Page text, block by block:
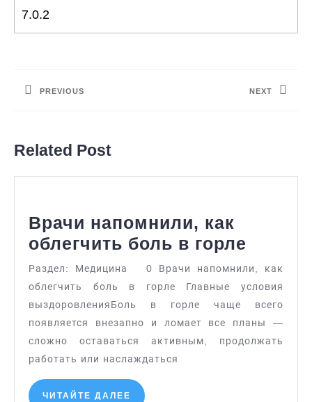
записям
PREVIOUS NEXT
Related Post
Врачи напомнили, как
облегчить боль в горле
как
боль
в
Раздел: Медицина 0 Врачи напомнили, как
облегчить боль в горле Главные условия
выздоровленияБоль в горле чаще всего
появляется внезапно и ломает все планы —
сложно оставаться активным, продолжать
работать или наслаждаться
ЧИТАЙТЕ ДАЛЕЕ ЧИТАЙТЕ